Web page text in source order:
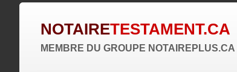
NOTAIRETESTAMENT.CA
MEMBRE DU GROUPE NOTAIREPLUS.CA